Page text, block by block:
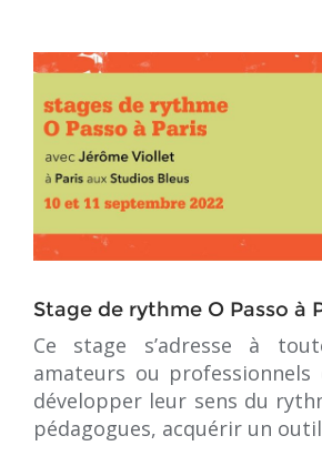
Stage de rythme O Passo à
Ce stage s’adresse à
amateurs ou
développer leur sens du
pédagogues, acquérir un